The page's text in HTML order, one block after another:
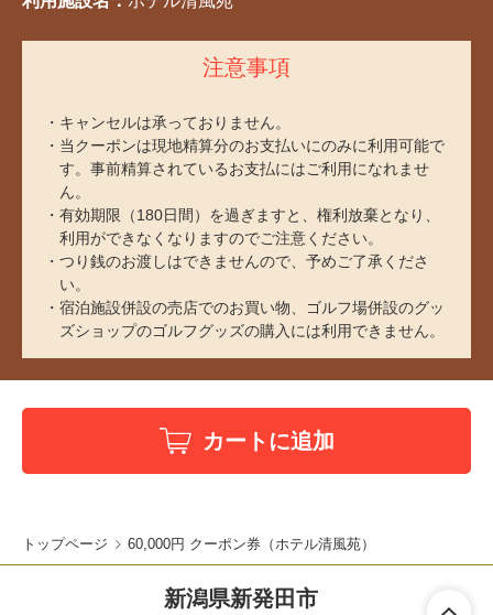
注意事項
キャンセルは承っておりません。
当クーポンは現地精算分のお支払いにのみに利用可能で
す。事前精算されているお支払にはご利用になれませ
ん。
有効期限（180日間）を過ぎますと、権利放棄となり、
利用ができなくなりますのでご注意ください。
つり銭のお渡しはできませんので、予めご了承くださ
い。
宿泊施設併設の売店でのお買い物、ゴルフ場併設のグッ
ズショップのゴルフグッズの購入には利用できません。
カートに追加
トップページ 60,000円 クーポン券（ホテル清風苑）
新潟県新発田市